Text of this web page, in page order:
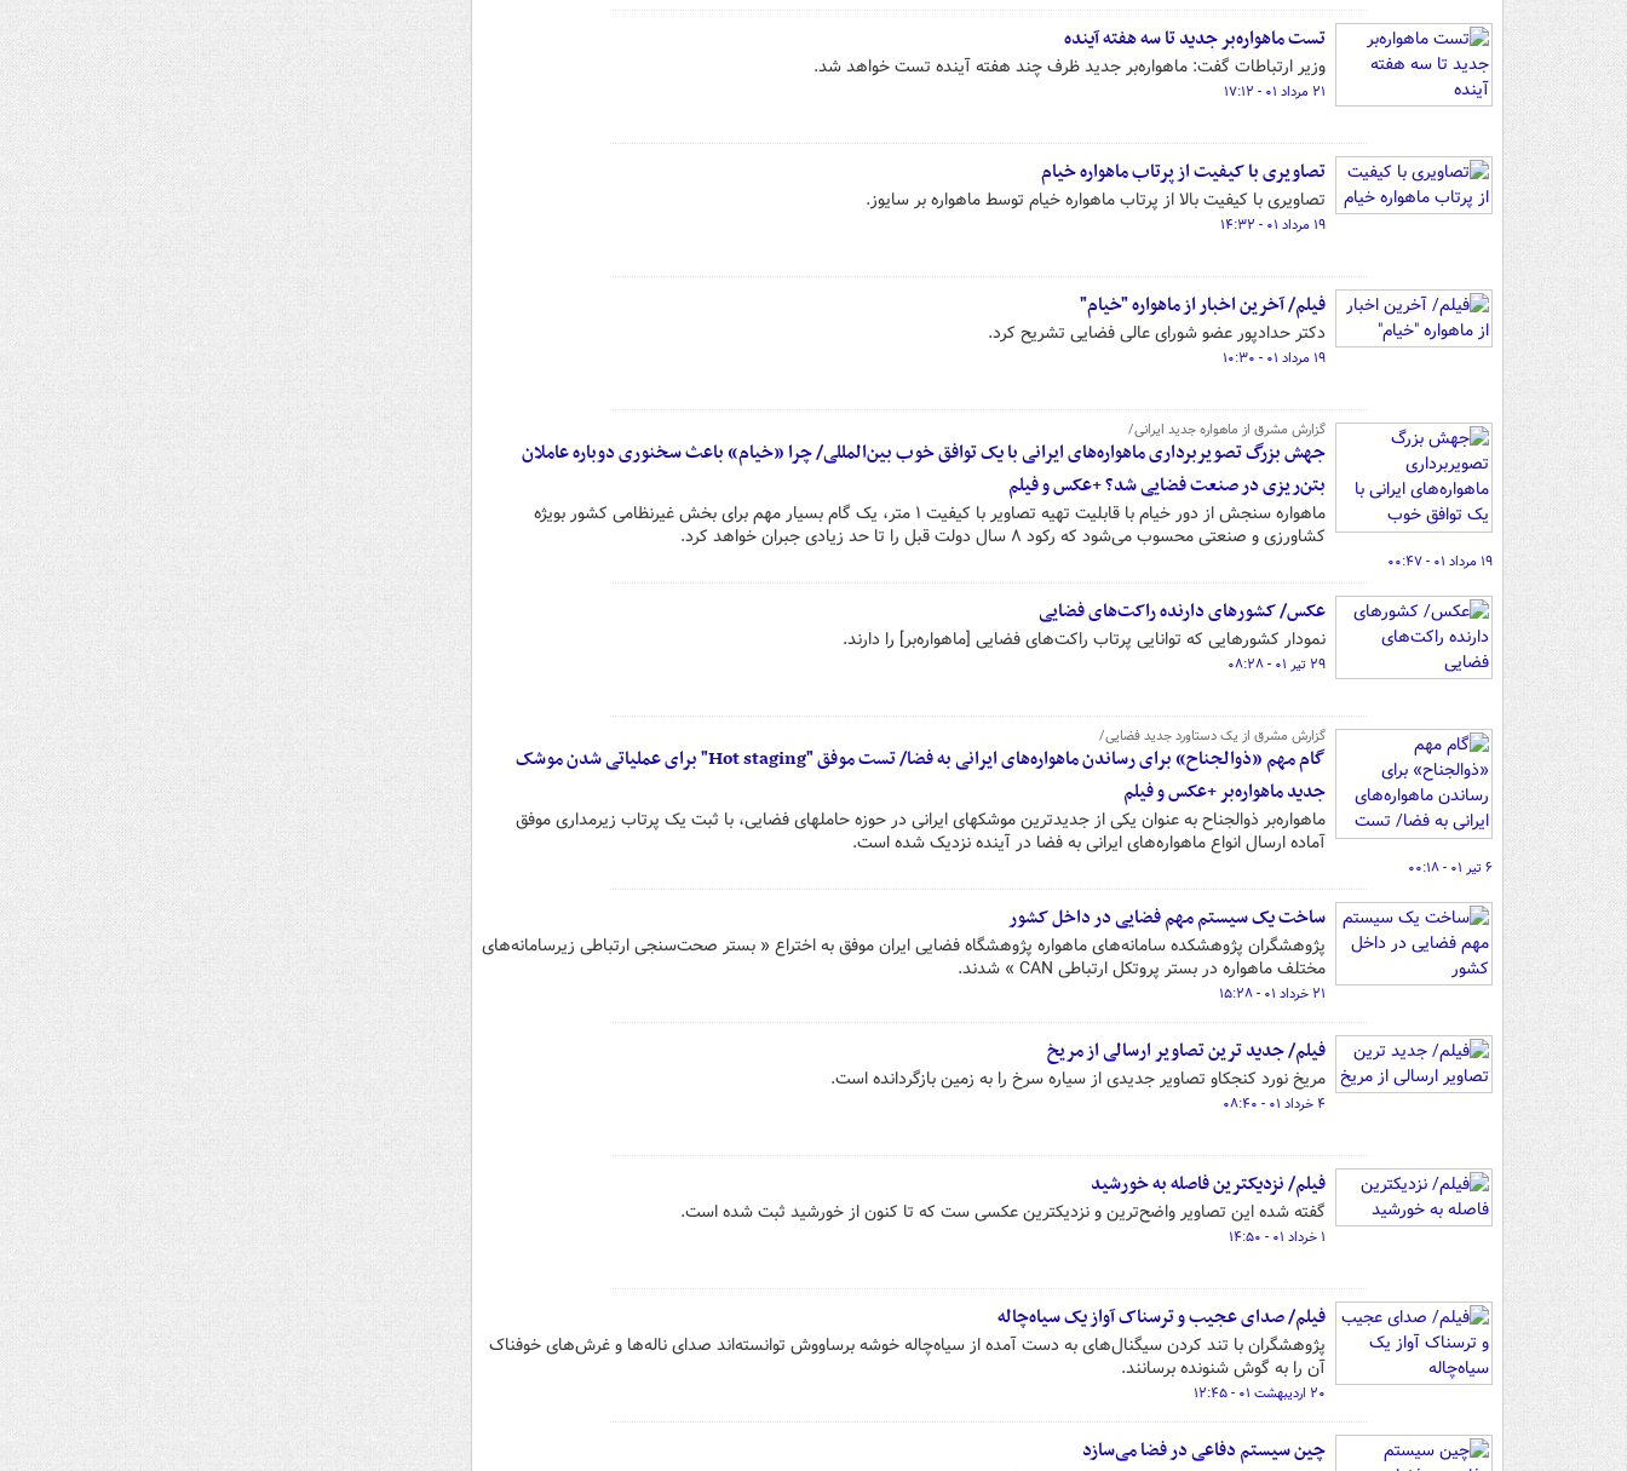
تست ماهواره‌بر جدید تا سه ‌هفته آینده
وزیر ارتباطات گفت: ماهواره‌بر جدید ظرف چند هفته آینده تست خواهد شد.
۲۱ مرداد ۰۱ - ۱۷:۱۲
تصاویری با کیفیت از پرتاب ماهواره خیام
تصاویری با کیفیت بالا از پرتاب ماهواره خیام توسط ماهواره‌ بر سایوز.
۱۹ مرداد ۰۱ - ۱۴:۳۲
فیلم/ آخرین اخبار از ماهواره "خیام"
دکتر حدادپور عضو شورای عالی فضایی تشریح کرد.
۱۹ مرداد ۰۱ - ۱۰:۳۰
گزارش مشرق از ماهواره جدید ایرانی/
جهش بزرگ تصویربرداری ماهواره‌های ایرانی با یک توافق خوب بین‌المللی/ چرا «خیام» باعث سخنوری دوباره عاملان
بتن‌ریزی در صنعت فضایی شد؟ +عکس و فیلم
ماهواره سنجش از دور خیام با قابلیت تهیه تصاویر با کیفیت ۱ متر، یک گام بسیار مهم برای بخش غیرنظامی کشور بویژه
کشاورزی و صنعتی محسوب می‌شود که رکود ۸ سال دولت قبل را تا حد زیادی جبران خواهد کرد.
۱۹ مرداد ۰۱ - ۰۰:۴۷
عکس/ کشورهای دارنده راکت‌های فضایی
نمودار کشورهایی که توانایی پرتاب راکت‌های فضایی [ماهواره‌بر] را دارند.
۲۹ تیر ۰۱ - ۰۸:۲۸
گزارش مشرق از یک دستاورد جدید فضایی/
گام مهم «ذوالجناح» برای رساندن ماهواره‌های ایرانی به فضا/ تست موفق "Hot staging" برای عملیاتی شدن موشک
جدید ماهواره‌بر +عکس و فیلم
ماهواره‌بر ذوالجناح به عنوان یکی از جدیدترین موشکهای ایرانی در حوزه حاملهای فضایی، با ثبت یک پرتاب زیرمداری موفق
آماده ارسال انواع ماهواره‌های ایرانی به فضا در آینده نزدیک شده است.
۶ تیر ۰۱ - ۰۰:۱۸
ساخت یک سیستم مهم فضایی در داخل کشور
پژوهشگران پژوهشکده سامانه‌های ماهواره پژوهشگاه فضایی ایران موفق به اختراع « بستر صحت‌سنجی ارتباطی زیرسامانه‌های
مختلف ماهواره در بستر پروتکل ارتباطی CAN » شدند.
۲۱ خرداد ۰۱ - ۱۵:۲۸
فیلم/ جدید ترین تصاویر ارسالی از مریخ
مریخ نورد کنجکاو تصاویر جدیدی از سیاره سرخ را به زمین بازگردانده است.
۴ خرداد ۰۱ - ۰۸:۴۰
فیلم/ نزدیکترین فاصله به خورشید
گفته شده این تصاویر واضح‌ترین و نزدیکترین عکسی ست که تا کنون از خورشید ثبت شده است.
۱ خرداد ۰۱ - ۱۴:۵۰
فیلم/ صدای عجیب و ترسناک آواز یک سیاه‌چاله
پژوهشگران با تند کردن سیگنال‌های به دست آمده از سیاه‌چاله‌ خوشه‌ برساووش توانسته‌اند صدای ناله‌ها و غرش‌های خوفناک
آن را به گوش شنونده برسانند.
۲۰ اردیبهشت ۰۱ - ۱۲:۴۵
چین سیستم دفاعی در فضا می‌سازد